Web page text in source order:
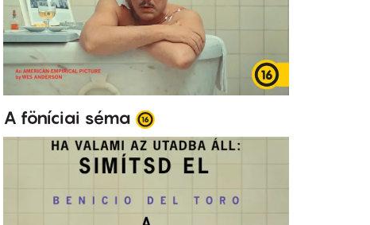
A föníciai séma